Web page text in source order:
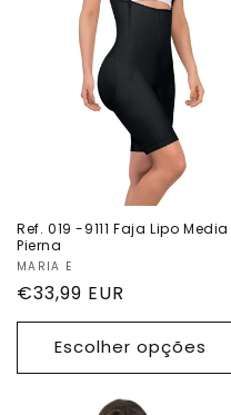
Ref. 019 -9111 Faja Lipo Media
Pierna
Fornecedor:
MARIA E
Preço
normal
€33,99 EUR
Escolher opções